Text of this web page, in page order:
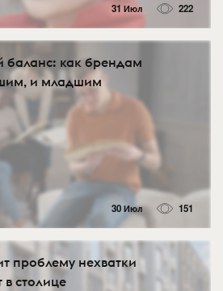
31 Июл 222
баланс: как брендам
и младшим
30 Июл 151
проблему нехватки
столице